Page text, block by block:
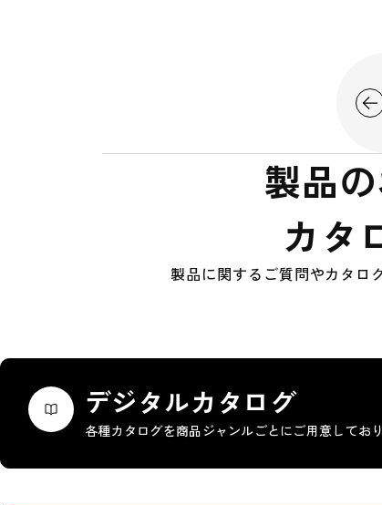
製品
カタ
製品に関するご質問やカタロ
デジタルカタログ
各種カタログを商品ジャンルごとにご用意しており